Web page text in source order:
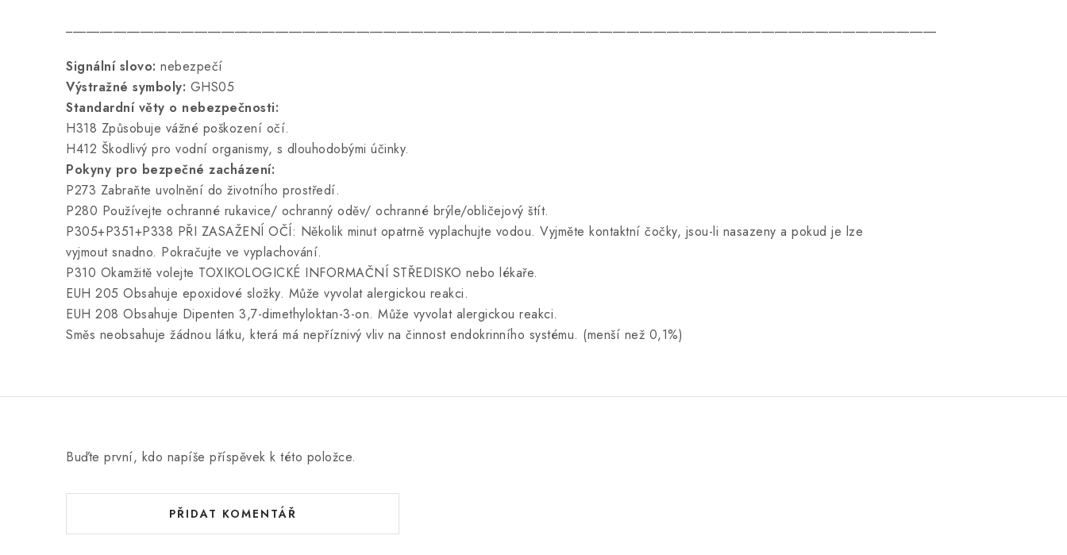
Signální slovo: nebezpečí
Výstražné symboly: GHS05
Standardní věty o nebezpečnosti:
H318 Způsobuje vážné poškození očí.
H412 Škodlivý pro vodní organismy, s dlouhodobými účinky.
Pokyny pro bezpečné zacházení:
P273 Zabraňte uvolnění do životního prostředí.
P280 Používejte ochranné rukavice/ ochranný oděv/ ochranné brýle/obličejový štít.
P305+P351+P338 PŘI ZASAŽENÍ OČÍ: Několik minut opatrně vyplachujte vodou. Vyjměte kontaktní čočky, jsou-li nasazeny a pokud je lze
vyjmout snadno. Pokračujte ve vyplachování.
P310 Okamžitě volejte TOXIKOLOGICKÉ INFORMAČNÍ STŘEDISKO nebo lékaře.
EUH 205 Obsahuje epoxidové složky. Může vyvolat alergickou reakci.
EUH 208 Obsahuje Dipenten 3,7-dimethyloktan-3-on. Může vyvolat alergickou reakci.
Směs neobsahuje žádnou látku, která má nepříznivý vliv na činnost endokrinního systému. (menší než 0,1%)
Buďte první, kdo napíše příspěvek k této položce.
PŘIDAT KOMENTÁŘ